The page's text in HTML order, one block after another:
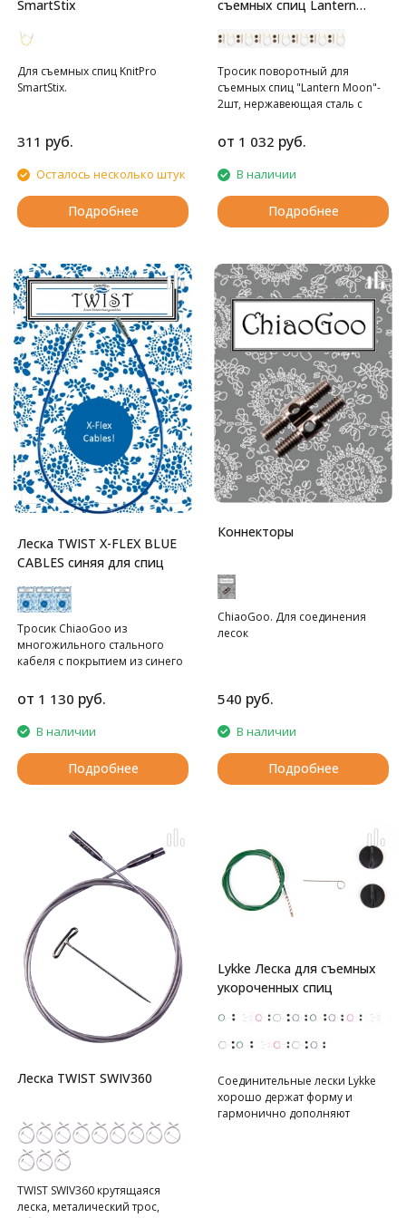
SmartStix
Для съемных спиц KnitPro
SmartStix.
311 руб.
Осталось несколько штук
Подробнее
съемных спиц Lantern
Тросик поворотный для
съемных спиц "Lantern Moon"-
2шт, нержавеющая сталь с
заглушки 2шт - дерево,
кабельный ключик - дерево/
сталь
от 1 032 руб.
В наличии
Подробнее
Леска TWIST X-FLEX BLUE
CABLES синяя для спиц
Тросик ChiaoGoo из
многожильного стального
кабеля с покрытием из синего
от 1 130 руб.
В наличии
Подробнее
Коннекторы
ChiaoGoo. Для соединения
лесок
540 руб.
В наличии
Подробнее
Леска TWIST SWIV360
TWIST SWIV360 крутящаяся
леска, металический трос,
Lykke Леска для съемных
укороченных спиц
Соединительные лески Lykke
хорошо держат форму и
гармонично дополняют